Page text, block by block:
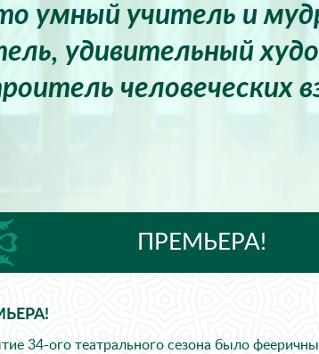
умный учитель и
удивительный
человеческих
ПРЕМЬЕРА!
34-ого театрального сезона было